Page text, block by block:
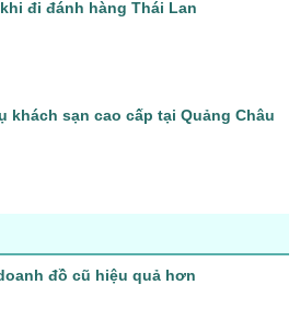
đi đánh hàng Thái Lan
khách sạn cao cấp tại Quảng Châu
đồ cũ hiệu quả hơn